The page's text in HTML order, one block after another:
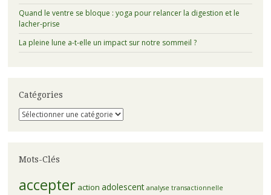
Quand le ventre se bloque : yoga pour relancer la digestion et le
lacher-prise
La pleine lune a-t-elle un impact sur notre sommeil ?
Catégories
Catégories
Mots-Clés
accepter action adolescent analyse transactionnelle